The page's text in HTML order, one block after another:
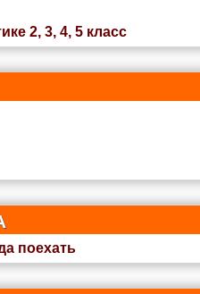
2, 3, 4, 5 класс
поехать